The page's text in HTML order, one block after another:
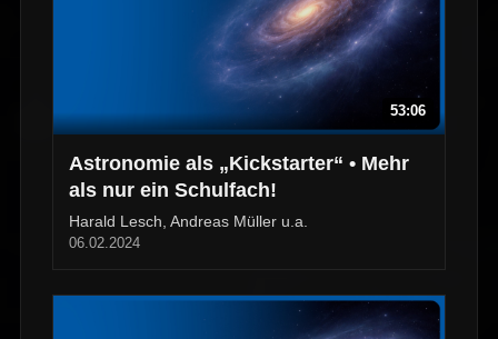
53:06
Astronomie als „Kickstarter“ • Mehr
als nur ein Schulfach!
Harald Lesch, Andreas Müller u.a.
06.02.2024